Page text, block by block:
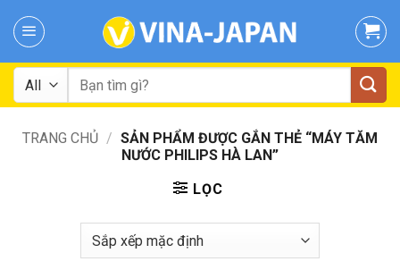
Tìm
kiếm:
TRANG CHỦ / SẢN PHẨM ĐƯỢC GẮN THẺ “MÁY TĂM
NƯỚC PHILIPS HÀ LAN”
LỌC